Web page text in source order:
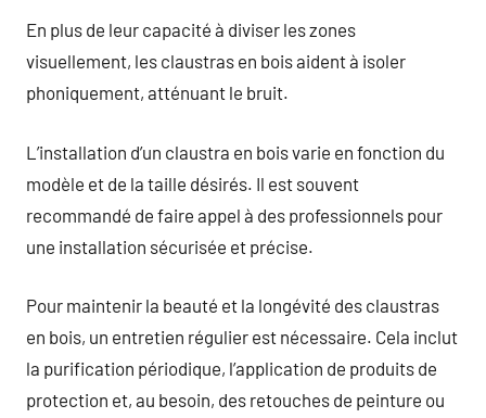
En plus de leur capacité à diviser les zones
visuellement, les claustras en bois aident à isoler
phoniquement, atténuant le bruit.
L’installation d’un claustra en bois varie en fonction du
modèle et de la taille désirés. Il est souvent
recommandé de faire appel à des professionnels pour
une installation sécurisée et précise.
Pour maintenir la beauté et la longévité des claustras
en bois, un entretien régulier est nécessaire. Cela inclut
la purification périodique, l’application de produits de
protection et, au besoin, des retouches de peinture ou